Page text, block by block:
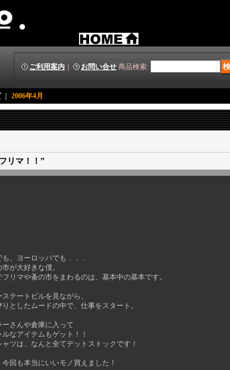
ご利用案内 お問い合せ 商品検索:
｜ 2006年4月
リマ！！”
、ヨーロッパでも．．．
が大好きな僕。
リマや蚤の市をまわるのは、基本中の基本です。
テートビルを見ながら、
としたムードの中で、仕事をスタート。
さんや倉庫に入って
なアイテムもゲット！！
ツは、なんと全てデットストックです！
回も本当にいいモノ買えました！